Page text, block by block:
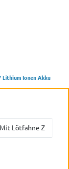
Lithium Ionen Akku
Mit Lötfahne Z